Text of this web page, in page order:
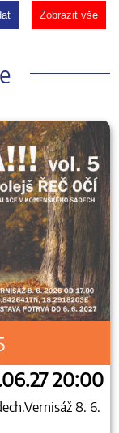
Zobrazit vše
20:00
8. 6.